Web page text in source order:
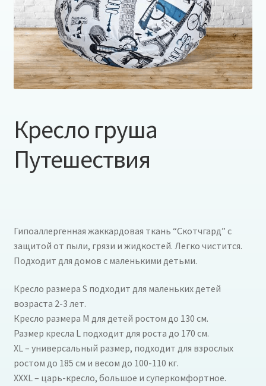
Кресло груша
Путешествия
Гипоаллергенная жаккардовая ткань “Скотчгард” с
защитой от пыли, грязи и жидкостей. Легко чистится.
Подходит для домов с маленькими детьми.
Кресло размера S подходит для маленьких детей
возраста 2-3 лет.
Кресло размера M для детей ростом до 130 см.
Размер кресла L подходит для роста до 170 см.
XL – универсальный размер, подходит для взрослых
ростом до 185 см и весом до 100-110 кг.
XXXL – царь-кресло, большое и суперкомфортное.